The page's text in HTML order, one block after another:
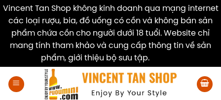
Vincent Tan Shop không kinh doanh qua mạng internet
các loại rượu, bia, đồ uống có cồn và không bán sản
phẩm chứa cồn cho người dưới 18 tuổi. Website chỉ
mang tính tham khảo và cung cấp thông tin về sản
phẩm, giới thiệu bộ sưu tập.